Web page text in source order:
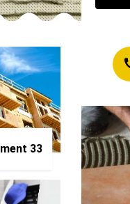
33